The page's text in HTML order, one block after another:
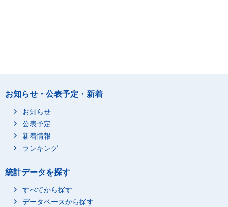
お知らせ・公表予定・新着
お知らせ
公表予定
新着情報
ランキング
統計データを探す
すべてから探す
データベースから探す